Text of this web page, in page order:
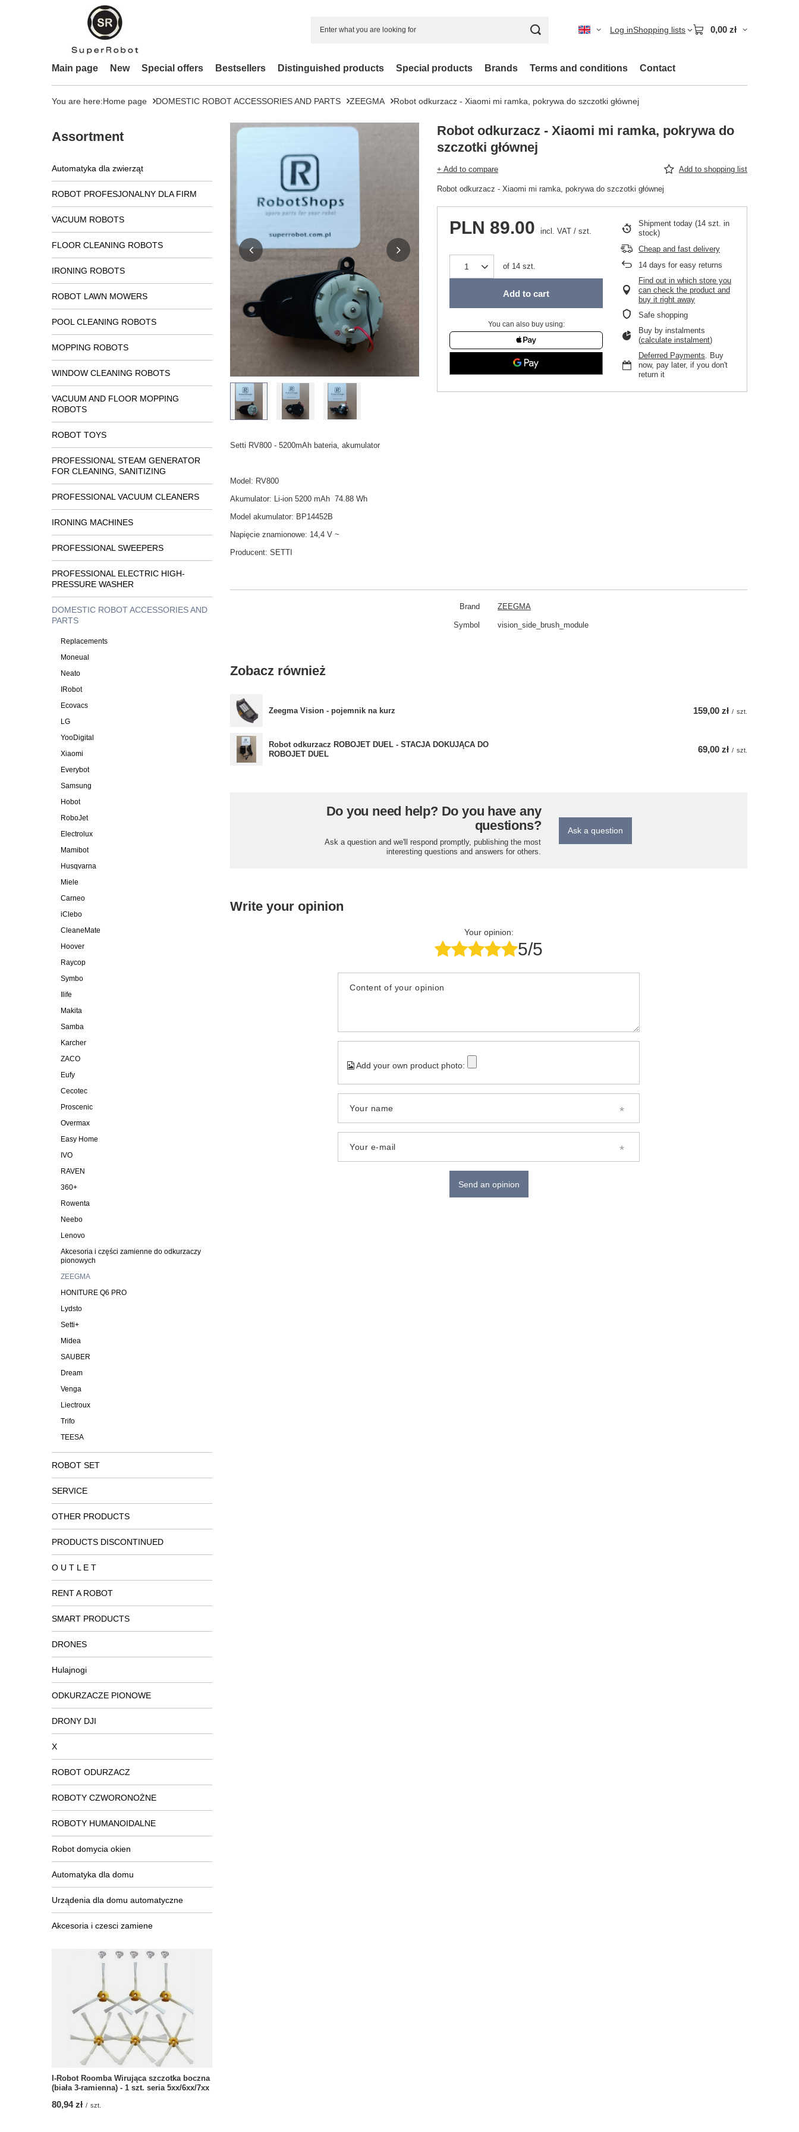
Log inShopping lists 0,00 zł
Main page New Special offers Bestsellers Distinguished products Special products Brands Terms and conditions Contact
You are here:Home page DOMESTIC ROBOT ACCESSORIES AND PARTS ZEEGMA Robot odkurzacz - Xiaomi mi ramka, pokrywa do szczotki głównej
Assortment
Automatyka dla zwierząt
ROBOT PROFESJONALNY DLA FIRM
VACUUM ROBOTS
FLOOR CLEANING ROBOTS
IRONING ROBOTS
ROBOT LAWN MOWERS
POOL CLEANING ROBOTS
MOPPING ROBOTS
WINDOW CLEANING ROBOTS
VACUUM AND FLOOR MOPPING
ROBOTS
ROBOT TOYS
PROFESSIONAL STEAM GENERATOR
FOR CLEANING, SANITIZING
PROFESSIONAL VACUUM CLEANERS
IRONING MACHINES
PROFESSIONAL SWEEPERS
PROFESSIONAL ELECTRIC HIGH-
PRESSURE WASHER
DOMESTIC ROBOT ACCESSORIES AND
PARTS
Replacements
Moneual
Neato
IRobot
Ecovacs
LG
YooDigital
Xiaomi
Everybot
Samsung
Hobot
RoboJet
Electrolux
Mamibot
Husqvarna
Miele
Carneo
iClebo
CleaneMate
Hoover
Raycop
Symbo
Ilife
Makita
Samba
Karcher
ZACO
Eufy
Cecotec
Proscenic
Overmax
Easy Home
IVO
RAVEN
360+
Rowenta
Neebo
Lenovo
Akcesoria i części zamienne do odkurzaczy
pionowych
ZEEGMA
HONITURE Q6 PRO
Lydsto
Setti+
Midea
SAUBER
Dream
Venga
Liectroux
Trifo
TEESA
ROBOT SET
SERVICE
OTHER PRODUCTS
PRODUCTS DISCONTINUED
O U T L E T
RENT A ROBOT
SMART PRODUCTS
DRONES
Hulajnogi
ODKURZACZE PIONOWE
DRONY DJI
X
ROBOT ODURZACZ
ROBOTY CZWORONOŻNE
ROBOTY HUMANOIDALNE
Robot domycia okien
Automatyka dla domu
Urządenia dla domu automatyczne
Akcesoria i czesci zamiene
I-Robot Roomba Wirująca szczotka boczna
(biała 3-ramienna) - 1 szt. seria 5xx/6xx/7xx
80,94 zł / szt.
Robot odkurzacz - Xiaomi mi ramka, pokrywa do
szczotki głównej
+ Add to compare Add to shopping list
Robot odkurzacz - Xiaomi mi ramka, pokrywa do szczotki głównej
PLN 89.00 incl. VAT / szt.
of 14 szt.
Add to cart
You can also buy using:
Shipment today (14 szt. in
stock)
Cheap and fast delivery
14 days for easy returns
Find out in which store you
can check the product and
buy it right away
Safe shopping
Buy by instalments
(calculate instalment)
Deferred Payments. Buy
now, pay later, if you don't
return it
Setti RV800 - 5200mAh bateria, akumulator
Model: RV800
Akumulator: Li-ion 5200 mAh 74.88 Wh
Model akumulator: BP14452B
Napięcie znamionowe: 14,4 V ~
Producent: SETTI
Brand ZEEGMA
Symbol vision_side_brush_module
Zobacz również
Zeegma Vision - pojemnik na kurz 159,00 zł / szt.
Robot odkurzacz ROBOJET DUEL - STACJA DOKUJĄCA DO
ROBOJET DUEL
69,00 zł / szt.
Do you need help? Do you have any
questions?
Ask a question and we'll respond promptly, publishing the most
interesting questions and answers for others.
Ask a question
Write your opinion
Your opinion:
5/5
Content of your opinion
Add your own product photo:
Your name
Your e-mail
Send an opinion